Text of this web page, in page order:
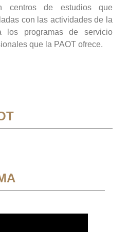
centros de estudios que
con las actividades de la
los programas de servicio
que la PAOT ofrece.